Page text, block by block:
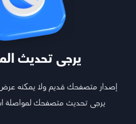
يرجى تحديث
إصدار متصفحك قديم ولا يمكنه
يرجى تحديث متصفحك لمواصلة